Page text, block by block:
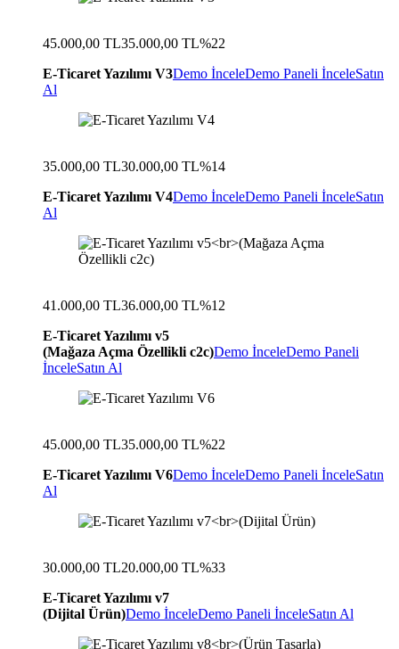
45.000,00 TL35.000,00 TL%22
E-Ticaret Yazılımı V3Demo İnceleDemo Paneli İnceleSatın
Al
35.000,00 TL30.000,00 TL%14
E-Ticaret Yazılımı V4Demo İnceleDemo Paneli İnceleSatın
Al
41.000,00 TL36.000,00 TL%12
E-Ticaret Yazılımı v5
(Mağaza Açma Özellikli c2c)Demo İnceleDemo Paneli
İnceleSatın Al
45.000,00 TL35.000,00 TL%22
E-Ticaret Yazılımı V6Demo İnceleDemo Paneli İnceleSatın
Al
30.000,00 TL20.000,00 TL%33
E-Ticaret Yazılımı v7
(Dijital Ürün)Demo İnceleDemo Paneli İnceleSatın Al